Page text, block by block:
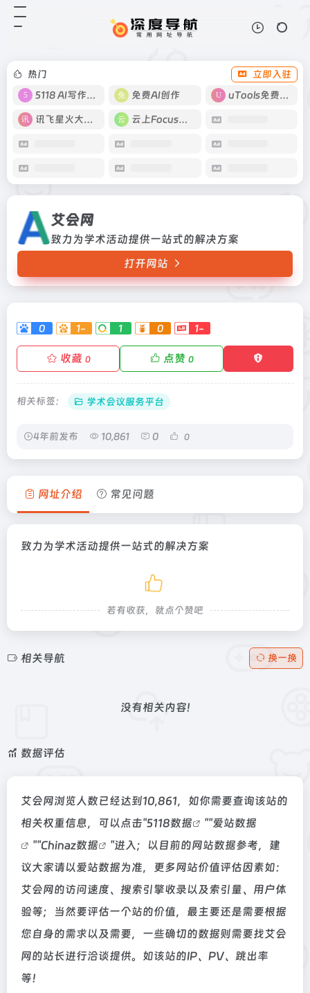
热门
立即入驻
5118 AI写作工具
免费AI创作 uTools免费工具箱
讯飞星火大模型 云上Focus接码
艾会网
致力为学术活动提供一站式的解决方案
打开网站
0 1- 1 0 1-
收藏 0 点赞 0
相关标签： 学术会议服务平台
4年前发布 10,861 0 0
网址介绍 常见问题
致力为学术活动提供一站式的解决方案
若有收获，就点个赞吧
相关导航 换一换
没有相关内容!
数据评估
艾会网浏览人数已经达到10,861，如你需要查询该站的
相关权重信息，可以点击"5118数据 ""爱站数据
""Chinaz数据
"进入；以目前的网站数据参考，建
议大家请以爱站数据为准，更多网站价值评估因素如：
艾会网的访问速度、搜索引擎收录以及索引量、用户体
验等；当然要评估一个站的价值，最主要还是需要根据
您自身的需求以及需要，一些确切的数据则需要找艾会
网的站长进行洽谈提供。如该站的IP、PV、跳出率
等！